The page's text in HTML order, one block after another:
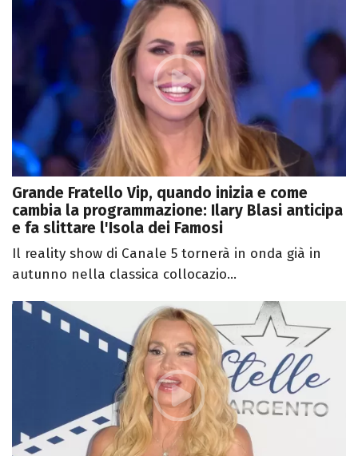
Grande Fratello Vip, quando inizia e come
cambia la programmazione: Ilary Blasi anticipa
e fa slittare l'Isola dei Famosi
Il reality show di Canale 5 tornerà in onda già in
autunno nella classica collocazio...